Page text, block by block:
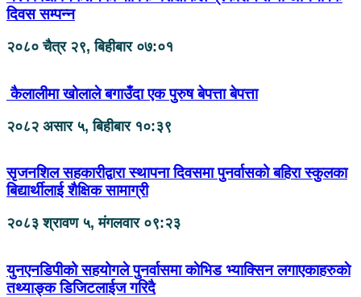
दिवस सम्पन्न
२०८० चैत्र २९, बिहीबार ०७:०१
कैलालीमा खोलाले बगाउँदा एक पुरुष बेपत्ता बेपत्ता
२०८२ असार ५, बिहीबार १०:३९
सृजनशिल सहकारीद्वारा स्थापना दिवसमा पुनर्वासको बहिरा स्कुलका
बिद्यार्थीलाई शैक्षिक सामाग्री
२०८३ श्रावण ५, मंगलवार ०९:२३
युनएनडिपीको सहयोगले पुनर्वासमा काेभिड भ्याक्सिन लगाएकाहरुकाे
तथ्याङ्क डिजिटलाईज गरिदै